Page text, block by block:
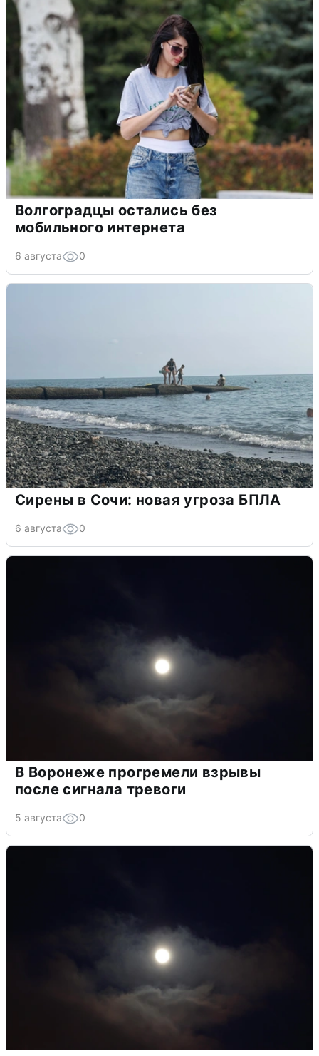
Волгоградцы остались без
мобильного интернета
6 августа 0
Сирены в Сочи: новая угроза БПЛА
6 августа 0
В Воронеже прогремели взрывы
после сигнала тревоги
5 августа 0